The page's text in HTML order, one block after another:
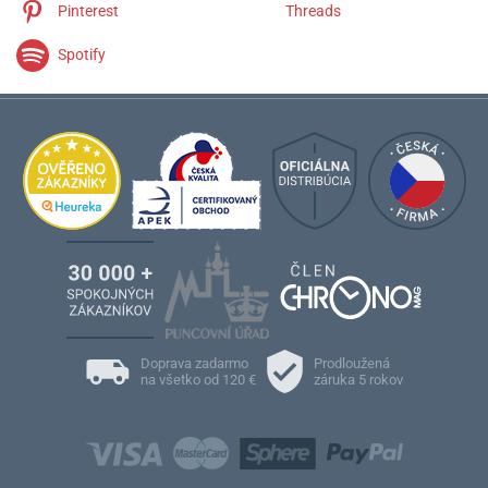
Pinterest Threads
Spotify
Doprava zadarmo
na všetko od 120 €
Prodloužená
záruka 5 rokov